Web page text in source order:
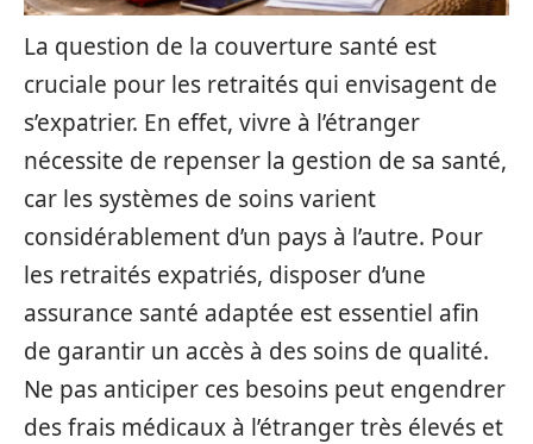
La question de la couverture santé est
cruciale pour les retraités qui envisagent de
s’expatrier. En effet, vivre à l’étranger
nécessite de repenser la gestion de sa santé,
car les systèmes de soins varient
considérablement d’un pays à l’autre. Pour
les retraités expatriés, disposer d’une
assurance santé adaptée est essentiel afin
de garantir un accès à des soins de qualité.
Ne pas anticiper ces besoins peut engendrer
des frais médicaux à l’étranger très élevés et